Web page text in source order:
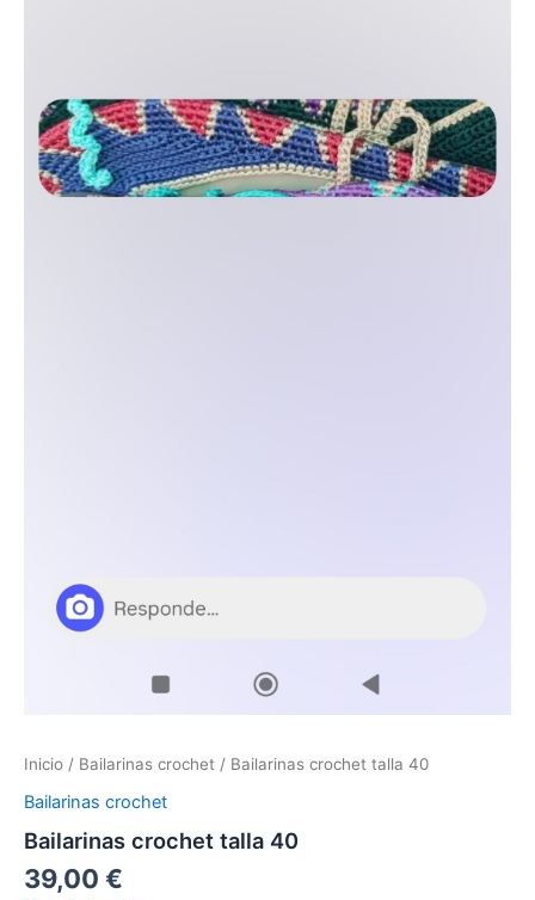
Inicio / Bailarinas crochet / Bailarinas crochet talla 40
Bailarinas crochet
Bailarinas crochet talla 40
39,00 €